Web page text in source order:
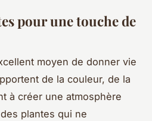
pour une touche de
moyen de donner vie
de la couleur, de la
à créer une atmosphère
plantes qui ne